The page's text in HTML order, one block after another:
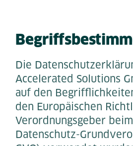
Die
Accelerated Solutions
auf den
den Europäischen
Verordnungsgeber
Datenschutz-